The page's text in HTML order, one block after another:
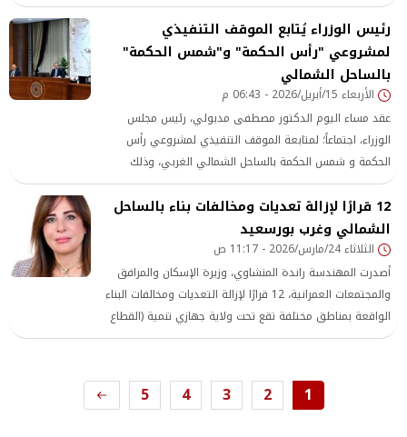
رئيس الوزراء يُتابع الموقف التنفيذي
لمشروعي "رأس الحكمة" و"شمس الحكمة"
بالساحل الشمالي
الأربعاء 15/أبريل/2026 - 06:43 م
عقد مساء اليوم الدكتور مصطفى مدبولي، رئيس مجلس
الوزراء، اجتماعاً؛ لمتابعة الموقف التنفيذي لمشروعي رأس
الحكمة و شمس الحكمة بالساحل الشمالي الغربي، وذلك
بحضور الفريق مهندس كامل الوزير، وزير النقل، والدكتور هاني
سويلم، وزير الموارد المائية والري، والدكتورة منال عوض، وزيرة
التنمية المحلية والبيئة، والمهندسة راندة المنشاوي، وزيرة
الإسكان والمرافق والمجتمعات العمرانية، واللواء دكتور محمد
الزملوط، محا
12 قرارًا لإزالة تعديات ومخالفات بناء بالساحل
الشمالي وغرب بورسعيد
الثلاثاء 24/مارس/2026 - 11:17 ص
أصدرت المهندسة راندة المنشاوي، وزيرة الإسكان والمرافق
والمجتمعات العمرانية، 12 قرارًا لإزالة التعديات ومخالفات البناء
الواقعة بمناطق مختلفة تقع تحت ولاية جهازي تنمية (القطاع
الثاني للساحل الشمالي الغربي – غرب بورسعيد).
1
2
3
4
5